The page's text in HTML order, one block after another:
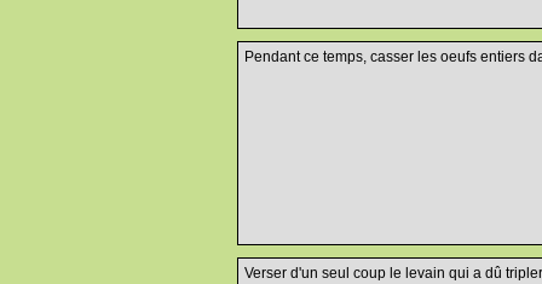
Pendant ce temps, casser les oeufs entiers
Verser d'un seul coup le levain qui a dû